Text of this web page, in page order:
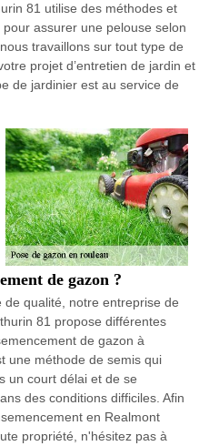
81 utilise des méthodes et
assurer une pelouse selon
travaillons sur tout type de
projet d’entretien de jardin et
de jardinier est au service de
de gazon ?
qualité, notre entreprise de
81 propose différentes
de gazon à
une méthode de semis qui
un court délai et de se
des conditions difficiles. Afin
en Realmont
propriété, n'hésitez pas à